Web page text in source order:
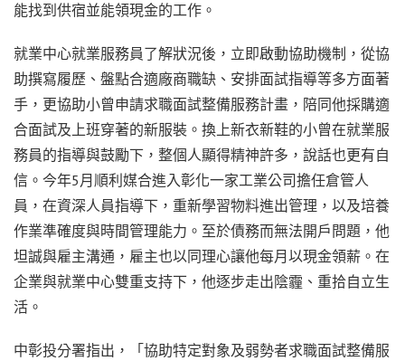
能找到供宿並能領現金的工作。
就業中心就業服務員了解狀況後，立即啟動協助機制，從協
助撰寫履歷、盤點合適廠商職缺、安排面試指導等多方面著
手，更協助小曾申請求職面試整備服務計畫，陪同他採購適
合面試及上班穿著的新服裝。換上新衣新鞋的小曾在就業服
務員的指導與鼓勵下，整個人顯得精神許多，說話也更有自
信。今年5月順利媒合進入彰化一家工業公司擔任倉管人
員，在資深人員指導下，重新學習物料進出管理，以及培養
作業準確度與時間管理能力。至於債務而無法開戶問題，他
坦誠與雇主溝通，雇主也以同理心讓他每月以現金領薪。在
企業與就業中心雙重支持下，他逐步走出陰霾、重拾自立生
活。
中彰投分署指出，「協助特定對象及弱勢者求職面試整備服